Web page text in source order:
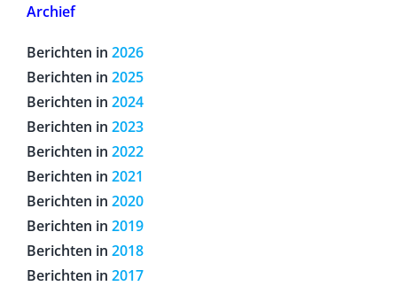
Archief
Berichten in 2026
Berichten in 2025
Berichten in 2024
Berichten in 2023
Berichten in 2022
Berichten in 2021
Berichten in 2020
Berichten in 2019
Berichten in 2018
Berichten in 2017